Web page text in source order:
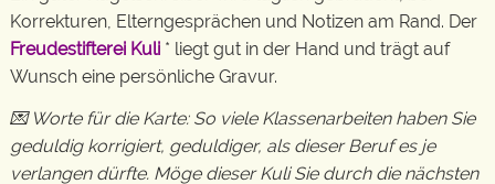
Korrekturen, Elterngesprächen und Notizen am Rand. Der
Freudestifterei Kuli * liegt gut in der Hand und trägt auf
Wunsch eine persönliche Gravur.
💌 Worte für die Karte: So viele Klassenarbeiten haben Sie
geduldig korrigiert, geduldiger, als dieser Beruf es je
verlangen dürfte. Möge dieser Kuli Sie durch die nächsten